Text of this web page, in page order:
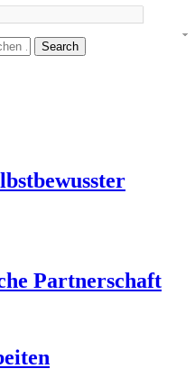
Partnerschaft